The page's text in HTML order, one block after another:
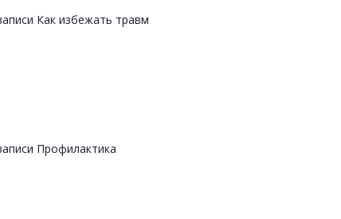
Как избежать травм
Профилактика